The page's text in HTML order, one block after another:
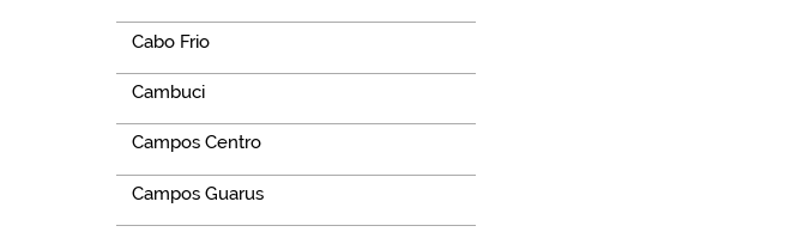
Cabo Frio
Cambuci
Campos Centro
Campos Guarus